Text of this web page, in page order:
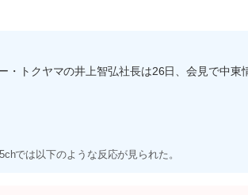
・トクヤマの井上智弘社長は26日、会見で中
では以下のような反応が見られた。